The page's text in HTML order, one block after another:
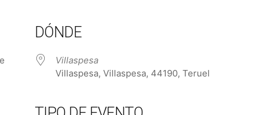
DÓNDE
Villaspesa
Villaspesa, Villaspesa, 44190, Teruel